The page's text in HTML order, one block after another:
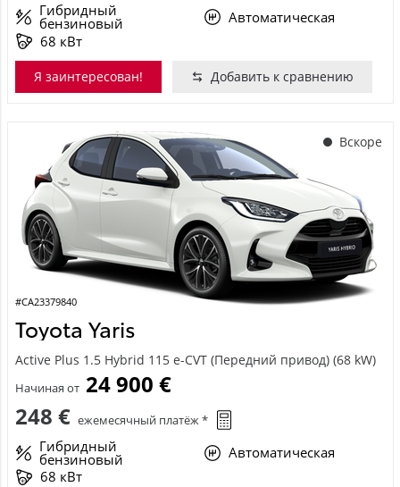
Гибридный
бензиновый
Автоматическая
68 кВт
Я заинтересован! Добавить к сравнению
Вскоре
#CA23379840
Toyota Yaris
Active Plus 1.5 Hybrid 115 e-CVT (Передний привод) (68 kW)
Начиная от 24 900 €
248 € ежемесячный платёж *
Гибридный
бензиновый
Автоматическая
68 кВт